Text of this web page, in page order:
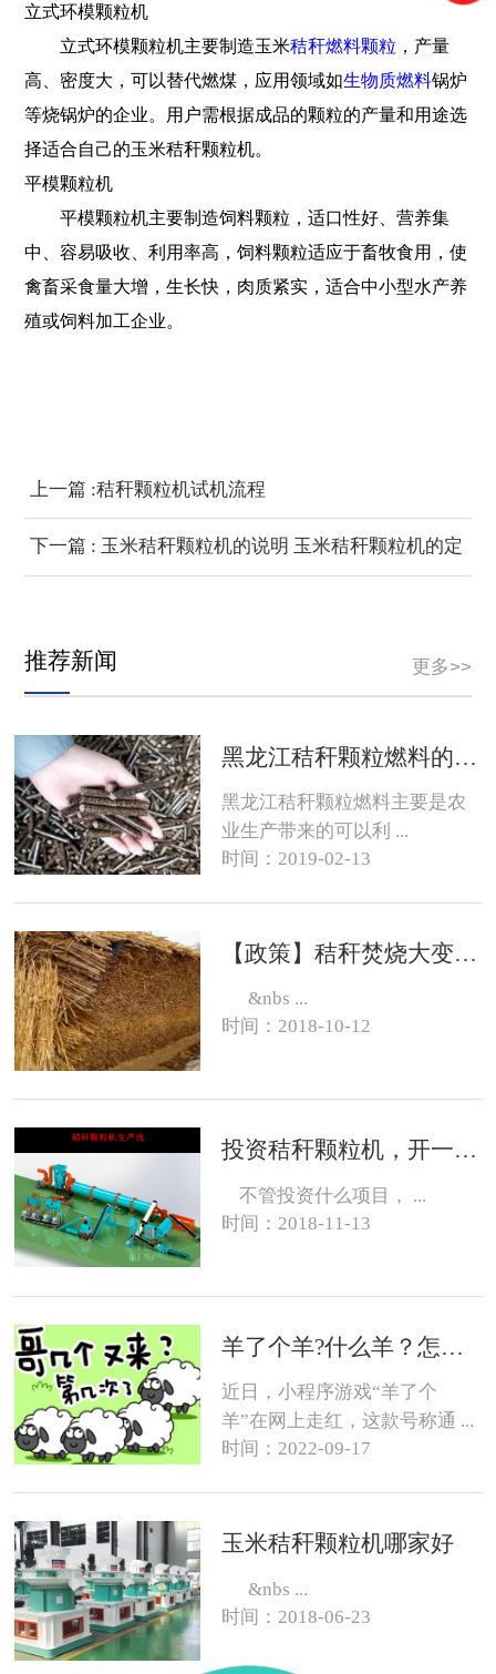
立式环模颗粒机
立式环模颗粒机主要制造玉米秸秆燃料颗粒 ，产量
高、密度大，可以替代燃煤，应用领域如生物质燃料锅炉
等烧锅炉的企业。用户需根据成品的颗粒的产量和用途选
择适合自己的玉米秸秆颗粒机。
平模颗粒机
平模颗粒机主要制造饲料颗粒，适口性好、营养集
中、容易吸收、利用率高，饲料颗粒适应于畜牧食用，使
禽畜采食量大增，生长快，肉质紧实，适合中小型水产养
殖或饲料加工企业。
上一篇 :秸秆颗粒机试机流程
下一篇 : 玉米秸秆颗粒机的说明 玉米秸秆颗粒机的定
更多>>
推荐新闻
黑龙江秸秆颗粒燃料的销路在哪？
黑龙江秸秆颗粒燃料主要是农
业生产带来的可以利 ...
时间：2019-02-13
【政策】秸秆焚烧大变化，有的地方可以烧了
&nbs ...
时间：2018-10-12
投资秸秆颗粒机，开一个生物质燃料颗粒厂大约需要投资多少钱？
不管投资什么项目， ...
时间：2018-11-13
羊了个羊?什么羊？怎么养？
近日，小程序游戏“羊了个
羊”在网上走红，这款号称通 ...
时间：2022-09-17
玉米秸秆颗粒机哪家好
&nbs ...
时间：2018-06-23